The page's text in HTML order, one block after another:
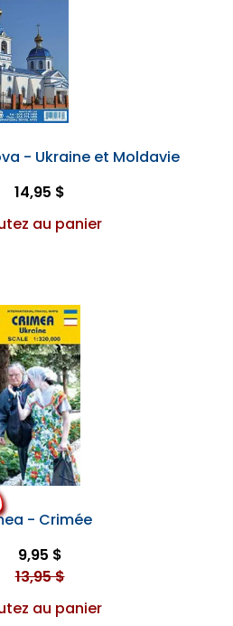
- Ukraine et Moldavie
14,95 $
au panier
- Crimée
9,95 $
13,95 $
au panier